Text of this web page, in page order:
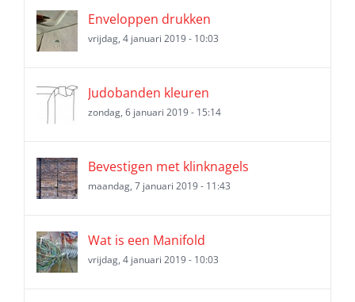
Enveloppen drukken
vrijdag, 4 januari 2019 - 10:03
Judobanden kleuren
zondag, 6 januari 2019 - 15:14
Bevestigen met klinknagels
maandag, 7 januari 2019 - 11:43
Wat is een Manifold
vrijdag, 4 januari 2019 - 10:03